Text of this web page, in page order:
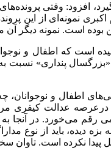
افزود: وقتی
آن مهین قدیری که ۶ فقره قتل
است که اطفال و
پنداری» نسبت
اطفال و
عدالت کیفری
رقم می‌خورد. در
پیدا نکرده است.